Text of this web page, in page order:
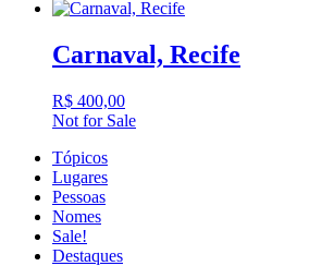
Carnaval, Recife
R$ 400,00
Not for Sale
Tópicos
Lugares
Pessoas
Nomes
Sale!
Destaques